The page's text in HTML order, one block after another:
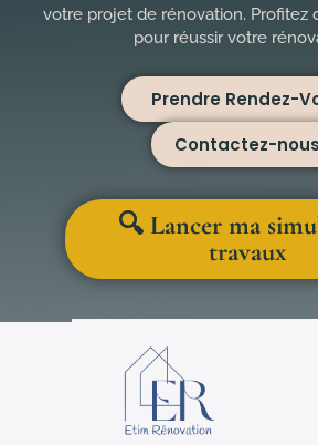
votre projet de rénovation. Profitez
pour réussir votre
Prendre Rendez-
Contactez-nous
🔍 Lancer ma
travaux